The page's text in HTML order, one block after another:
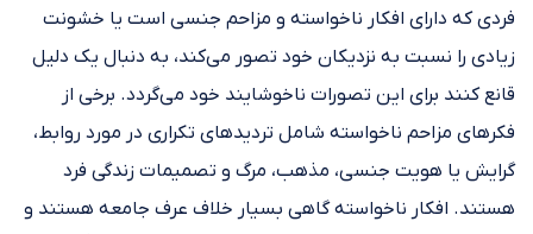
فردی که دارای افکار ناخواسته و مزاحم جنسی است یا خشونت
زیادی را نسبت به نزدیکان خود تصور می‌کند، به دنبال یک دلیل
قانع کنند برای این تصورات ناخوشایند خود می‌گردد. برخی از
فکرهای مزاحم ناخواسته شامل تردید‌های تکراری در مورد روابط،
گرایش یا هویت جنسی، مذهب، مرگ و تصمیمات زندگی فرد
هستند. افکار ناخواسته گاهی بسیار خلاف عرف جامعه هستند و